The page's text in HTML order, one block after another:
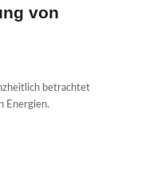
von
betrachtet
Energien.